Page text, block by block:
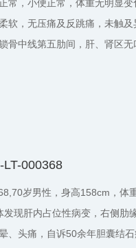
常，小便正常，体重无明显
软，无压痛及反跳痛，未触
骨中线第五肋间，肝、肾区
000368
岁男性，身高158cm，体
现肝内占位性病变，右侧肋
、头痛，自诉50余年胆囊结